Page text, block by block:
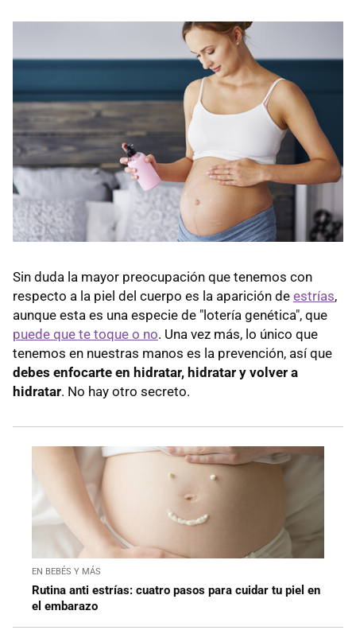
Sin duda la mayor preocupación que tenemos con
respecto a la piel del cuerpo es la aparición de estrías,
aunque esta es una especie de "lotería genética", que
puede que te toque o no. Una vez más, lo único que
tenemos en nuestras manos es la prevención, así que
debes enfocarte en hidratar, hidratar y volver a
hidratar. No hay otro secreto.
EN BEBÉS Y MÁS
Rutina anti estrías: cuatro pasos para cuidar tu piel en
el embarazo